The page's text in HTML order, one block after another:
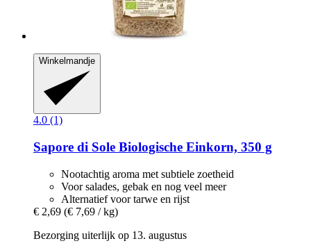
Winkelmandje
4.0 (1)
Sapore di Sole Biologische Einkorn, 350 g
Nootachtig aroma met subtiele zoetheid
Voor salades, gebak en nog veel meer
Alternatief voor tarwe en rijst
€ 2,69 (€ 7,69 / kg)
Bezorging uiterlijk op 13. augustus